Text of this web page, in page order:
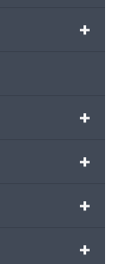
+
+
+
+
+